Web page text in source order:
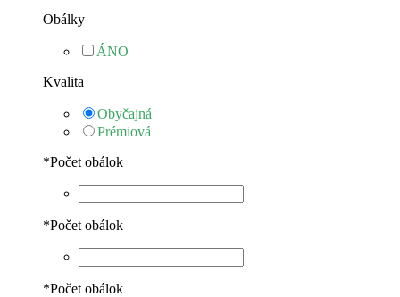
Obálky
ÁNO
Kvalita
Obyčajná
Prémiová
*Počet obálok
*Počet obálok
*Počet obálok